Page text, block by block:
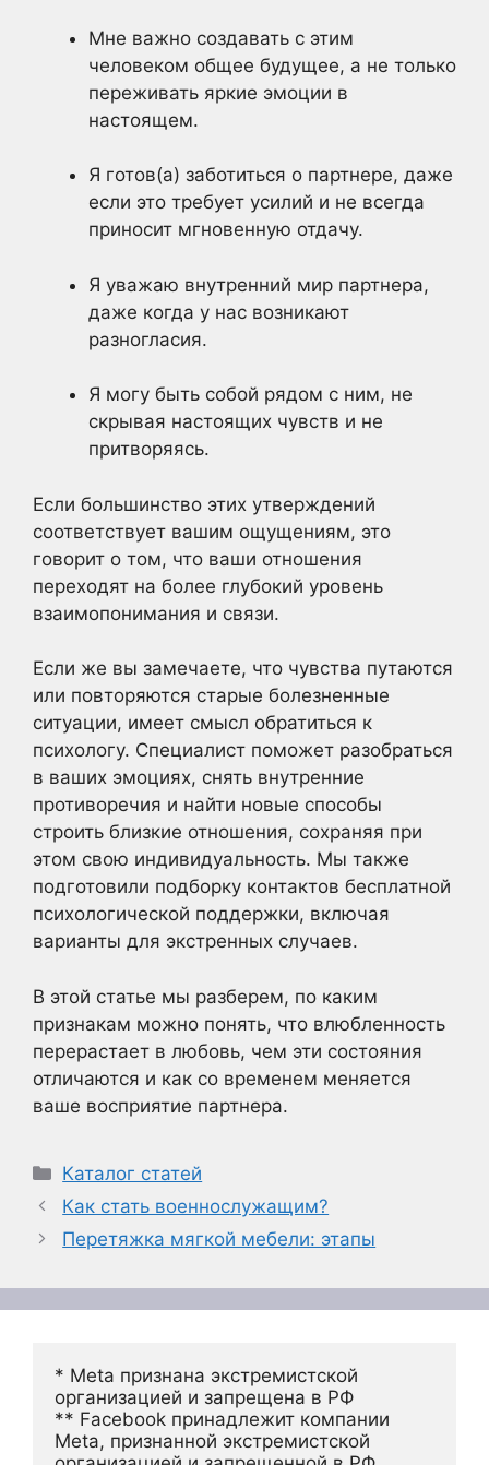
Мне важно создавать с этим
человеком общее будущее, а не только
переживать яркие эмоции в
настоящем.
Я готов(а) заботиться о партнере, даже
если это требует усилий и не всегда
приносит мгновенную отдачу.
Я уважаю внутренний мир партнера,
даже когда у нас возникают
разногласия.
Я могу быть собой рядом с ним, не
скрывая настоящих чувств и не
притворяясь.
Если большинство этих утверждений
соответствует вашим ощущениям, это
говорит о том, что ваши отношения
переходят на более глубокий уровень
взаимопонимания и связи.
Если же вы замечаете, что чувства путаются
или повторяются старые болезненные
ситуации, имеет смысл обратиться к
психологу. Специалист поможет разобраться
в ваших эмоциях, снять внутренние
противоречия и найти новые способы
строить близкие отношения, сохраняя при
этом свою индивидуальность. Мы также
подготовили подборку контактов бесплатной
психологической поддержки, включая
варианты для экстренных случаев.
В этой статье мы разберем, по каким
признакам можно понять, что влюбленность
перерастает в любовь, чем эти состояния
отличаются и как со временем меняется
ваше восприятие партнера.
Рубрики
Каталог статей
Как стать военнослужащим?
Перетяжка мягкой мебели: этапы
* Meta признана экстремистской
организацией и запрещена в РФ
** Facebook принадлежит компании
Meta, признанной экстремистской